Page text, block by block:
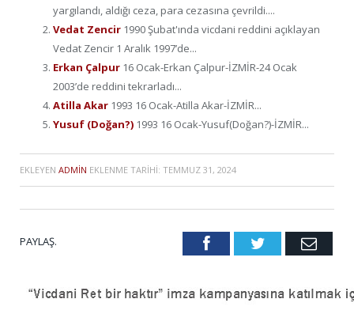
yargılandı, aldığı ceza, para cezasına çevrildi....
Vedat Zencir 1990 Şubat'ında vicdani reddini açıklayan
Vedat Zencir 1 Aralık 1997’de...
Erkan Çalpur 16 Ocak-Erkan Çalpur-İZMİR-24 Ocak
2003’de reddini tekrarladı...
Atilla Akar 1993 16 Ocak-Atilla Akar-İZMİR...
Yusuf (Doğan?) 1993 16 Ocak-Yusuf(Doğan?)-İZMİR...
EKLEYEN ADMIN EKLENME TARIHI: TEMMUZ 31, 2024
PAYLAŞ. FacebookTwitter Email